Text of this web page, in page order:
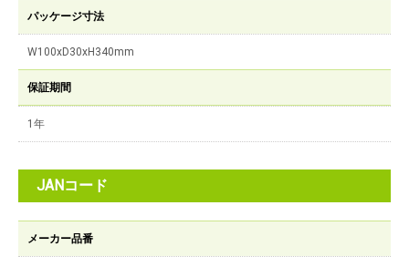
パッケージ寸法
W100xD30xH340mm
保証期間
1年
JANコード
メーカー品番